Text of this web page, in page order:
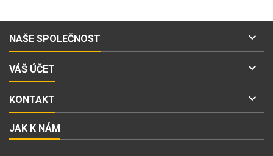
NAŠE SPOLEČNOST 
VÁŠ ÚČET 
KONTAKT 
JAK K NÁM